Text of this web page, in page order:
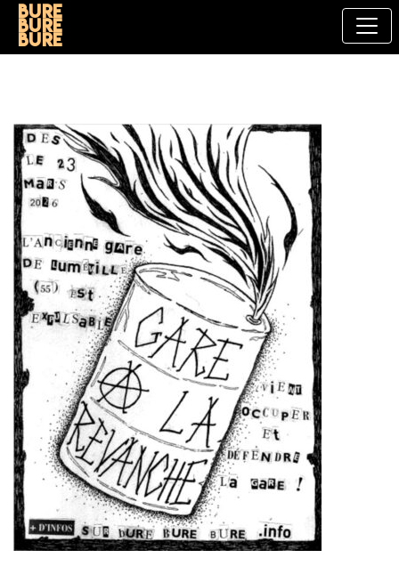
Bure
bure
bure